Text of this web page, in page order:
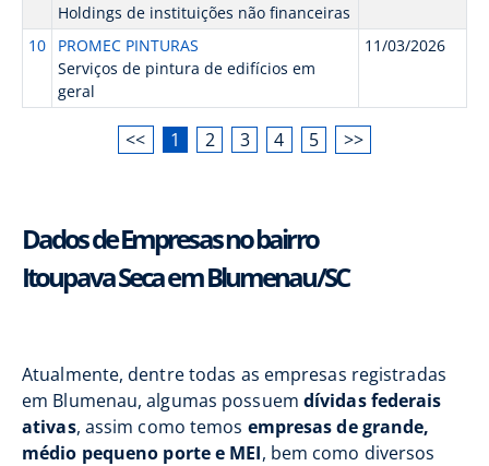
Holdings de instituições não financeiras
10
PROMEC PINTURAS
Serviços de pintura de edifícios em
geral
11/03/2026
<< 1 2 3 4 5 >>
Dados de Empresas no bairro
Itoupava Seca em Blumenau/SC
Atualmente, dentre todas as empresas registradas
em Blumenau, algumas possuem dívidas federais
ativas, assim como temos empresas de grande,
médio pequeno porte e MEI, bem como diversos